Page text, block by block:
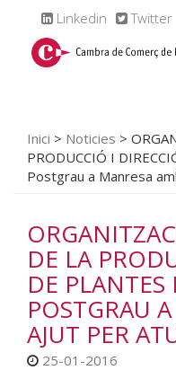
Linkedin Twitter
Inici > Noticies >
PRODUCCIÓ I
Postgrau a Manresa
DE LA
DE
POSTGRAU
AJUT PER
25-01-2016